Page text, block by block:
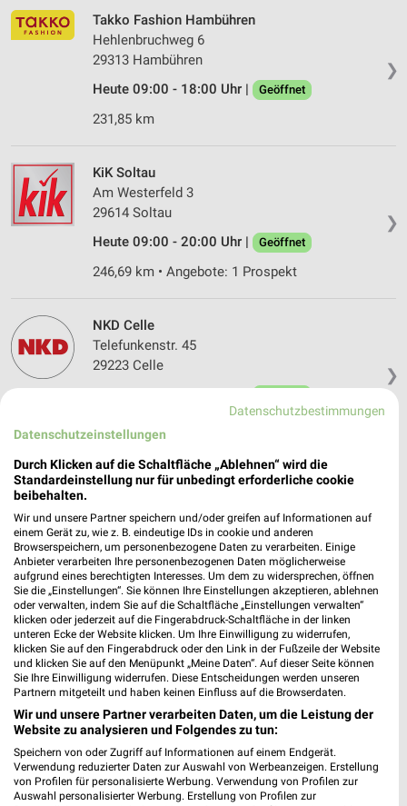
❯
Takko Fashion Hambühren
Hehlenbruchweg 6
29313 Hambühren
Heute 09:00 - 18:00 Uhr |
Geöffnet
231,85 km
❯
KiK Soltau
Am Westerfeld 3
29614 Soltau
Heute 09:00 - 20:00 Uhr |
Geöffnet
246,69 km • Angebote: 1 Prospekt
❯
NKD Celle
Telefunkenstr. 45
29223 Celle
Ernsting's family Soltau
29614 Soltau
Heute 09:00 - 16:00 Uhr | Geöffnet
245,36 km
Apollo Soltau
Marktstr. 25
29614 Soltau
Heute 09:00 - 14:00 Uhr | Geschlossen
245,37 km
Tchibo Filiale mit Kaffee Bar Soltau
Datenschutzbestimmungen
Datenschutzeinstellungen
Durch Klicken auf die Schaltfläche „Ablehnen“ wird die
Standardeinstellung nur für unbedingt erforderliche cookie
beibehalten.
Wir und unsere Partner speichern und/oder greifen auf Informationen auf
einem Gerät zu, wie z. B. eindeutige IDs in cookie und anderen
Browserspeichern, um personenbezogene Daten zu verarbeiten. Einige
Anbieter verarbeiten Ihre personenbezogenen Daten möglicherweise
aufgrund eines berechtigten Interesses. Um dem zu widersprechen, öffnen
Sie die „Einstellungen“. Sie können Ihre Einstellungen akzeptieren, ablehnen
oder verwalten, indem Sie auf die Schaltfläche „Einstellungen verwalten“
klicken oder jederzeit auf die Fingerabdruck-Schaltfläche in der linken
unteren Ecke der Website klicken. Um Ihre Einwilligung zu widerrufen,
klicken Sie auf den Fingerabdruck oder den Link in der Fußzeile der Website
und klicken Sie auf den Menüpunkt „Meine Daten“. Auf dieser Seite können
Sie Ihre Einwilligung widerrufen. Diese Entscheidungen werden unseren
Partnern mitgeteilt und haben keinen Einfluss auf die Browserdaten.
Wir und unsere Partner verarbeiten Daten, um die Leistung der
Website zu analysieren und Folgendes zu tun:
Speichern von oder Zugriff auf Informationen auf einem Endgerät.
Verwendung reduzierter Daten zur Auswahl von Werbeanzeigen. Erstellung
von Profilen für personalisierte Werbung. Verwendung von Profilen zur
Auswahl personalisierter Werbung. Erstellung von Profilen zur